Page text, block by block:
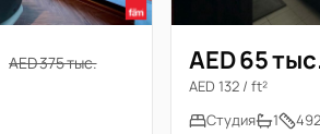
AED 375 тыс. AED 65
AED 132 / ft²
Студия
1